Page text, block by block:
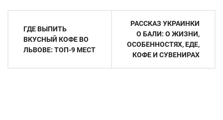
записям
ГДЕ ВЫПИТЬ
ВКУСНЫЙ КОФЕ ВО
ЛЬВОВЕ: ТОП-9 МЕСТ
РАССКАЗ УКРАИНКИ
О БАЛИ: О ЖИЗНИ,
ОСОБЕННОСТЯХ, ЕДЕ,
КОФЕ И СУВЕНИРАХ